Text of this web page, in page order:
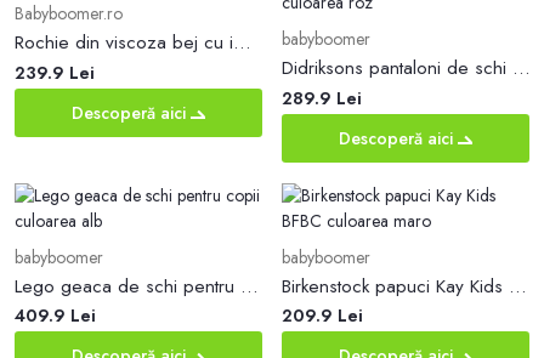
Babyboomer.ro
Rochie din viscoza bej cu imprimeuri verzi si curea in talie
239.9 Lei
Descoperă aici
babyboomer
Didriksons pantaloni de schi pentru copii IDRE KIDS PANTS culoarea roz
289.9 Lei
Descoperă aici
babyboomer
Lego geaca de schi pentru copii culoarea alb
409.9 Lei
babyboomer
Birkenstock papuci Kay Kids BFBC culoarea maro
209.9 Lei